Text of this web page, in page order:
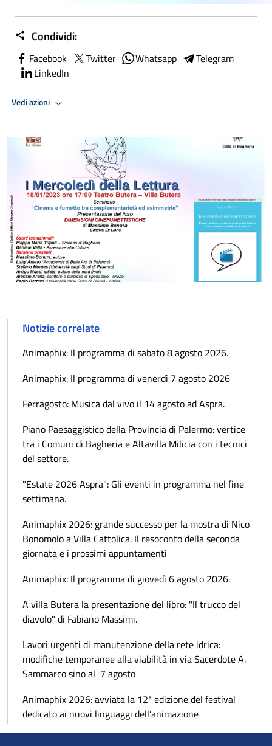
Condividi:
Facebook Twitter Whatsapp
Telegram
LinkedIn
Vedi azioni
Notizie correlate
Animaphix: Il programma di sabato 8 agosto 2026.
Animaphix: Il programma di venerdì 7 agosto 2026
Ferragosto: Musica dal vivo il 14 agosto ad Aspra.
Piano Paesaggistico della Provincia di Palermo: vertice
tra i Comuni di Bagheria e Altavilla Milicia con i tecnici
del settore.
"Estate 2026 Aspra": Gli eventi in programma nel fine
settimana.
Animaphix 2026: grande successo per la mostra di Nico
Bonomolo a Villa Cattolica. Il resoconto della seconda
giornata e i prossimi appuntamenti
Animaphix: Il programma di giovedì 6 agosto 2026.
A villa Butera la presentazione del libro: "Il trucco del
diavolo" di Fabiano Massimi.
Lavori urgenti di manutenzione della rete idrica:
modifiche temporanee alla viabilità in via Sacerdote A.
Sammarco sino al 7 agosto
Animaphix 2026: avviata la 12ª edizione del festival
dedicato ai nuovi linguaggi dell’animazione